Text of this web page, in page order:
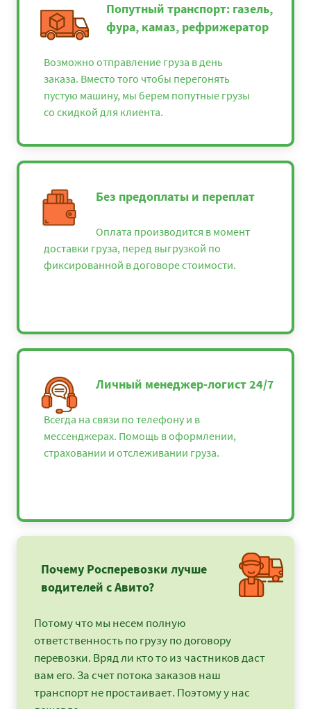
Попутный транспорт: газель,
фура, камаз, рефрижератор
Возможно отправление груза в день
заказа. Вместо того чтобы перегонять
пустую машину, мы берем попутные грузы
со скидкой для клиента.
Без предоплаты и переплат
Оплата производится в момент
доставки груза, перед выгрузкой по
фиксированной в договоре стоимости.
Личный менеджер-логист 24/7
Всегда на связи по телефону и в
мессенджерах. Помощь в оформлении,
страховании и отслеживании груза.
Почему Росперевозки лучше
водителей с Авито?
Потому что мы несем полную
ответственность по грузу по договору
перевозки. Вряд ли кто то из частников даст
вам его. За счет потока заказов наш
транспорт не простаивает. Поэтому у нас